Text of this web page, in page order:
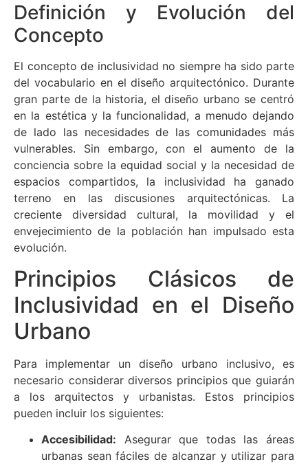
Definición y Evolución del
Concepto
El concepto de inclusividad no siempre ha sido parte
del vocabulario en el diseño arquitectónico. Durante
gran parte de la historia, el diseño urbano se centró
en la estética y la funcionalidad, a menudo dejando
de lado las necesidades de las comunidades más
vulnerables. Sin embargo, con el aumento de la
conciencia sobre la equidad social y la necesidad de
espacios compartidos, la inclusividad ha ganado
terreno en las discusiones arquitectónicas. La
creciente diversidad cultural, la movilidad y el
envejecimiento de la población han impulsado esta
evolución.
Principios Clásicos de
Inclusividad en el Diseño
Urbano
Para implementar un diseño urbano inclusivo, es
necesario considerar diversos principios que guiarán
a los arquitectos y urbanistas. Estos principios
pueden incluir los siguientes:
Accesibilidad: Asegurar que todas las áreas
urbanas sean fáciles de alcanzar y utilizar para